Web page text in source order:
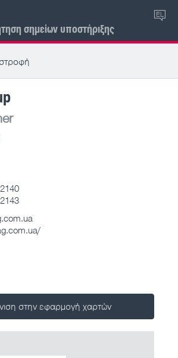
σημείων υποστήριξης
EL
στην εφαρμογή χαρτών